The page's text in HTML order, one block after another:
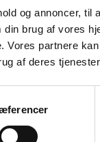
og annoncer,
brug af vores
Vores partnere
af deres